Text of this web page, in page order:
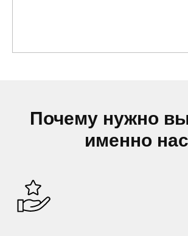
Почему нужно
именно нас